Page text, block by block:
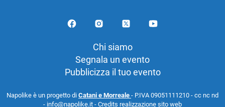
Chi siamo
Segnala un evento
Pubblicizza il tuo evento
Napolike è un progetto di Catani e Morreale - P.IVA 09051111210 - cc nc nd
- info@napolike.it - Credits realizzazione sito web